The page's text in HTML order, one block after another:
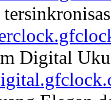
Digital